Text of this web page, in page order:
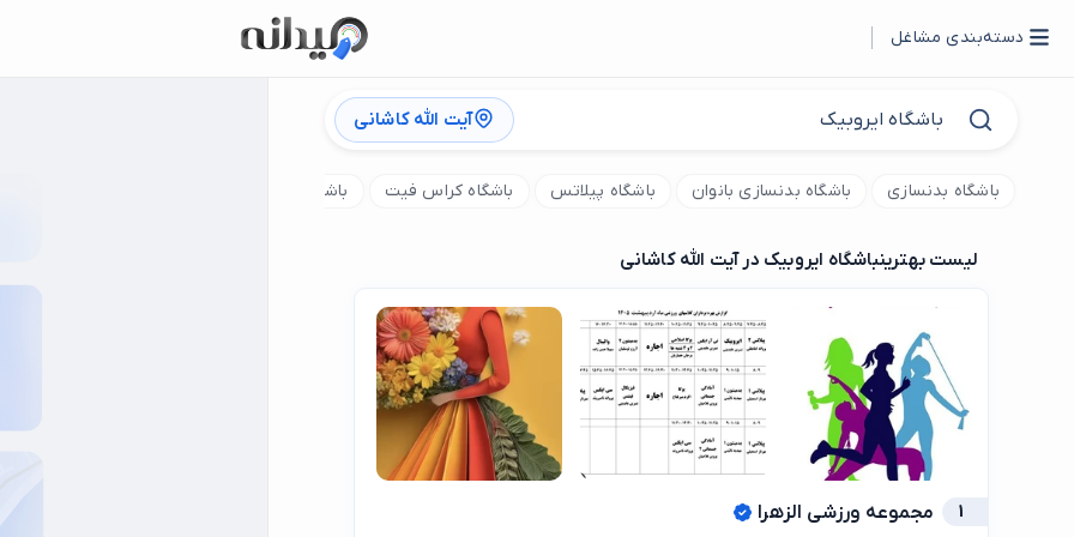
دسته‌بندی مشاغل
آیت الله کاشانی
باشگاه بدنسازی باشگاه بدنسازی بانوان باشگاه پیلاتس باشگاه کراس فیت باشگاه زومبا
لیست بهترینباشگاه ایروبیک در آیت الله کاشانی
1 مجموعه ورزشی الزهرا